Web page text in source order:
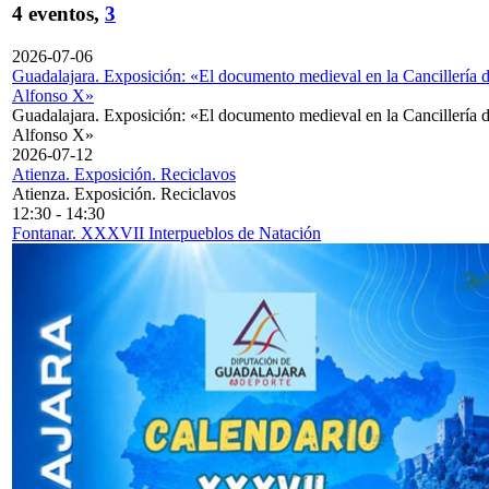
4 eventos, 3
2026-07-06
Guadalajara. Exposición: «El documento medieval en la Cancillería
Alfonso X»
Guadalajara. Exposición: «El documento medieval en la Cancillería
Alfonso X»
2026-07-12
Atienza. Exposición. Reciclavos
Atienza. Exposición. Reciclavos
12:30 - 14:30
Fontanar. XXXVII Interpueblos de Natación